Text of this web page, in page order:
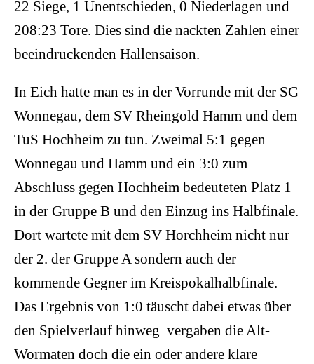
22 Siege, 1 Unentschieden, 0 Niederlagen und
208:23 Tore. Dies sind die nackten Zahlen einer
beeindruckenden Hallensaison.
In Eich hatte man es in der Vorrunde mit der SG
Wonnegau, dem SV Rheingold Hamm und dem
TuS Hochheim zu tun. Zweimal 5:1 gegen
Wonnegau und Hamm und ein 3:0 zum
Abschluss gegen Hochheim bedeuteten Platz 1
in der Gruppe B und den Einzug ins Halbfinale.
Dort wartete mit dem SV Horchheim nicht nur
der 2. der Gruppe A sondern auch der
kommende Gegner im Kreispokalhalbfinale.
Das Ergebnis von 1:0 täuscht dabei etwas über
den Spielverlauf hinweg  vergaben die Alt-
Wormaten doch die ein oder andere klare